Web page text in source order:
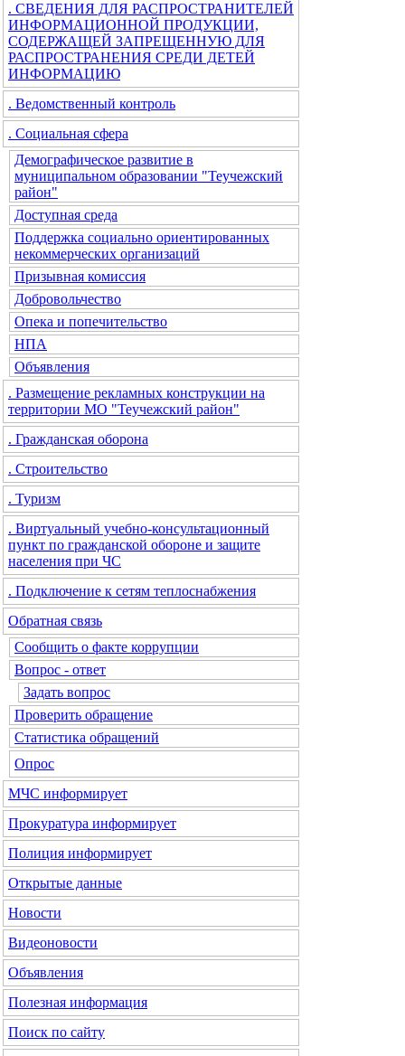
. СВЕДЕНИЯ ДЛЯ РАСПРОСТРАНИТЕЛЕЙ
ИНФОРМАЦИОННОЙ ПРОДУКЦИИ,
СОДЕРЖАЩЕЙ ЗАПРЕЩЕННУЮ ДЛЯ
РАСПРОСТРАНЕНИЯ СРЕДИ ДЕТЕЙ
ИНФОРМАЦИЮ
. Ведомственный контроль
. Социальная сфера
Демографическое развитие в
муниципальном образовании "Теучежский
район"
Доступная среда
Поддержка социально ориентированных
некоммерческих организаций
Призывная комиссия
Добровольчество
Опека и попечительство
НПА
Объявления
. Размещение рекламных конструкции на
территории МО "Теучежский район"
. Гражданская оборона
. Строительство
. Туризм
. Виртуальный учебно-консультационный
пункт по гражданской обороне и защите
населения при ЧС
. Подключение к сетям теплоснабжения
Обратная связь
Сообщить о факте коррупции
Вопрос - ответ
Задать вопрос
Проверить обращение
Статистика обращений
Опрос
МЧС информирует
Прокуратура информирует
Полиция информирует
Открытые данные
Новости
Видеоновости
Объявления
Полезная информация
Поиск по сайту